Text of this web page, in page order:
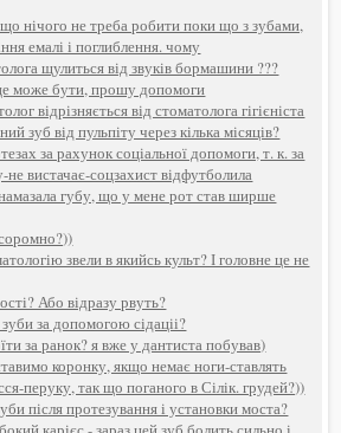
нічого не треба робити поки що з зубами,
емалі і поглиблення. чому
щулиться від звуків бормашини ???
може бути, прошу допомоги
відрізняється від стоматолога гігієніста
зуб від пульпіту через кілька місяців?
за рахунок соціальної допомоги, т. к. за
вистачає-соцзахист відфутболила
губу, що у мене рот став ширше
звели в якийсь культ? І головне це не
Або відразу рвуть?
за допомогою сідаціі?
за ранок? я вже у дантиста побував)
коронку, якщо немає ноги-ставлять
перуку, так що поганого в Сілік. грудей?))
після протезування і установки моста?